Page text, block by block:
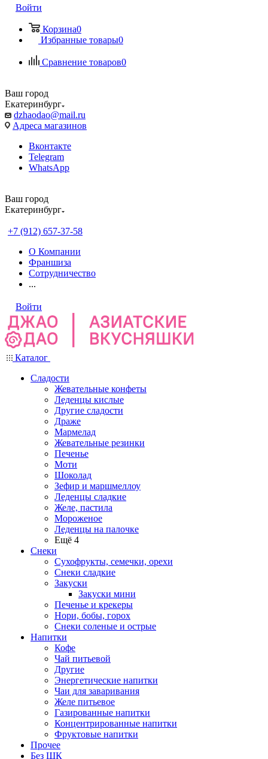
Войти
Корзина0
Избранные товары0
Сравнение товаров0
Ваш город
Екатеринбург
dzhaodao@mail.ru
Адреса магазинов
Вконтакте
Telegram
WhatsApp
Ваш город
Екатеринбург
+7 (912) 657-37-58
О Компании
Франшиза
Сотрудничество
...
Войти
Каталог
Сладости
Жевательные конфеты
Леденцы кислые
Другие сладости
Драже
Мармелад
Жевательные резинки
Печенье
Моти
Шоколад
Зефир и маршмеллоу
Леденцы сладкие
Желе, пастила
Мороженое
Леденцы на палочке
Ещё 4
Снеки
Сухофрукты, семечки, орехи
Снеки сладкие
Закуски
Закуски мини
Печенье и крекеры
Нори, бобы, горох
Снеки соленые и острые
Напитки
Кофе
Чай питьевой
Другие
Энергетические напитки
Чаи для заваривания
Желе питьевое
Газированные напитки
Концентрированные напитки
Фруктовые напитки
Прочее
Без ШК